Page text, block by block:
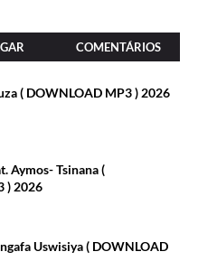
COMENTÁRIOS
( DOWNLOAD MP3 ) 2026
Aymos- Tsinana (
) 2026
Uswisiya ( DOWNLOAD